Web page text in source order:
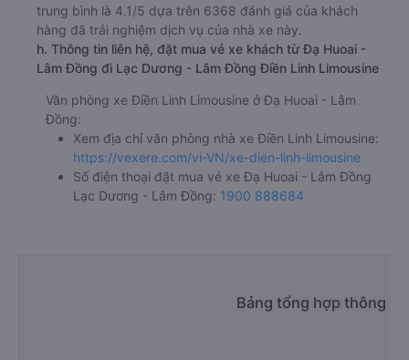
trung bình là 4.1/5 dựa trên 6368 đánh giá của khách
hàng đã trải nghiệm dịch vụ của nhà xe này.
h. Thông tin liên hệ, đặt mua vé xe khách từ Đạ Huoai -
Lâm Đồng đi Lạc Dương - Lâm Đồng Điền Linh Limousine
Văn phòng xe Điền Linh Limousine ở Đạ Huoai - Lâm
Đồng:
Xem địa chỉ văn phòng nhà xe Điền Linh Limousine:
https://vexere.com/vi-VN/xe-dien-linh-limousine
Số điện thoại đặt mua vé xe Đạ Huoai - Lâm Đồng
Lạc Dương - Lâm Đồng: 1900 888684
Bảng tổng hợp thông